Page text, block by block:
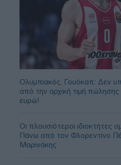
Ολυμπιακός, Γουόκαπ: Δεν
από την αρχική τιμή
ευρώ!
Οι πλουσιότεροι ιδιοκτήτες
Πάνω από τον Φλορεντίνο
Μαρινάκης